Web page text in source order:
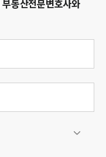
부동산전문변호사와